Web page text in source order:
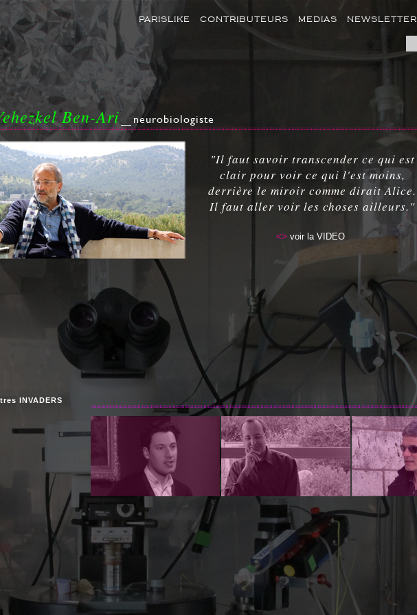
PARISLIKE CONTRIBUTEURS MEDIAS NEWSLETTER
Ben-Ari neurobiologiste
"Il faut savoir transcender ce qui est
clair pour voir ce qui l'est moins,
derrière le miroir comme dirait Alice.
Il faut aller voir les choses ailleurs."
<> voir la VIDEO
INVADERS